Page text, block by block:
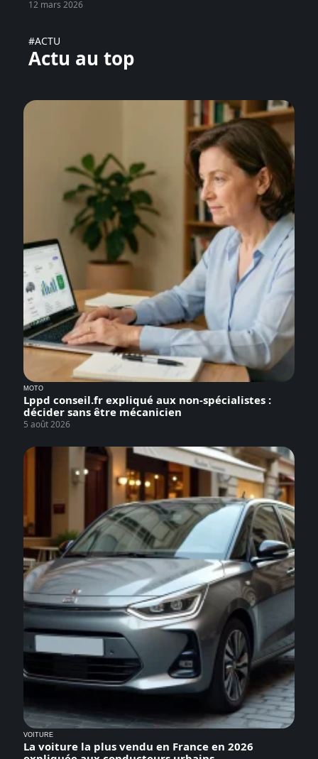
12 mars 2026
#ACTU
Actu au top
MOTO
Lppd conseil.fr expliqué aux non-spécialistes :
décider sans être mécanicien
5 août 2026
VOITURE
La voiture la plus vendu en France en 2026